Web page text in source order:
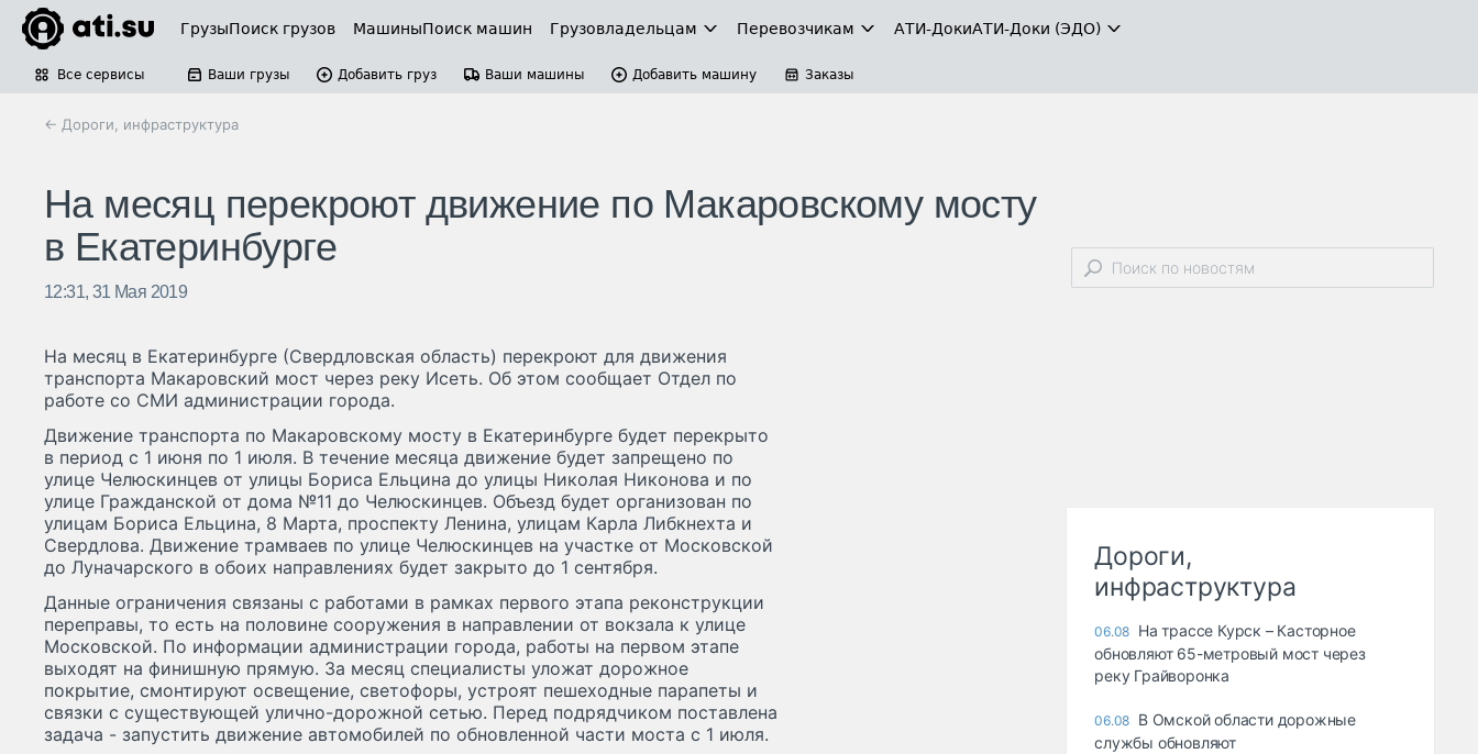
ГрузыПоиск грузов МашиныПоиск машин Грузовладельцам Перевозчикам АТИ-ДокиАТИ-Доки (ЭДО)
Все сервисы Ваши грузы Добавить груз Ваши машины Добавить машину Заказы
← Дороги, инфраструктура
На месяц перекроют движение по Макаровскому мосту
в Екатеринбурге
12:31, 31 Мая 2019
На месяц в Екатеринбурге (Свердловская область) перекроют для движения
транспорта Макаровский мост через реку Исеть. Об этом сообщает Отдел по
работе со СМИ администрации города.
Движение транспорта по Макаровскому мосту в Екатеринбурге будет перекрыто
в период с 1 июня по 1 июля. В течение месяца движение будет запрещено по
улице Челюскинцев от улицы Бориса Ельцина до улицы Николая Никонова и по
улице Гражданской от дома №11 до Челюскинцев. Объезд будет организован по
улицам Бориса Ельцина, 8 Марта, проспекту Ленина, улицам Карла Либкнехта и
Свердлова. Движение трамваев по улице Челюскинцев на участке от Московской
до Луначарского в обоих направлениях будет закрыто до 1 сентября.
Данные ограничения связаны с работами в рамках первого этапа реконструкции
переправы, то есть на половине сооружения в направлении от вокзала к улице
Московской. По информации администрации города, работы на первом этапе
выходят на финишную прямую. За месяц специалисты уложат дорожное
покрытие, смонтируют освещение, светофоры, устроят пешеходные парапеты и
связки с существующей улично-дорожной сетью. Перед подрядчиком поставлена
задача - запустить движение автомобилей по обновленной части моста с 1 июля.
Дороги,
инфраструктура
06.08 На трассе Курск – Касторное
обновляют 65-метровый мост через
реку Грайворонка
06.08 В Омской области дорожные
службы обновляют